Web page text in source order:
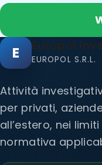
E Europol
EUROPOL S.R.L.
Attività
per privati,
all’estero, nei
normativa